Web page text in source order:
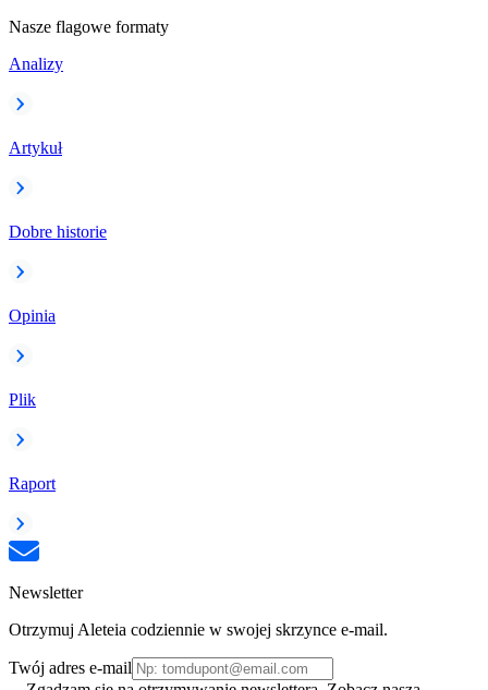
Nasze flagowe formaty
Analizy
Artykuł
Dobre historie
Opinia
Plik
Raport
Newsletter
Otrzymuj Aleteia codziennie w swojej skrzynce e-mail.
Twój adres e-mail